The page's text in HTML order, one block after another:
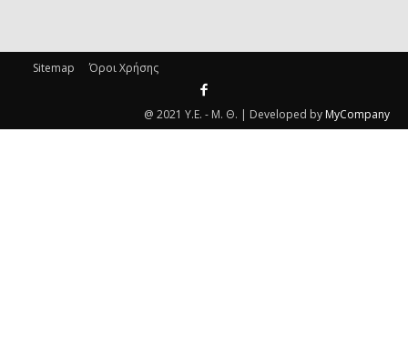
Sitemap Όροι Χρήσης
@ 2021 Υ.Ε. - Μ. Θ. | Developed by MyCompany